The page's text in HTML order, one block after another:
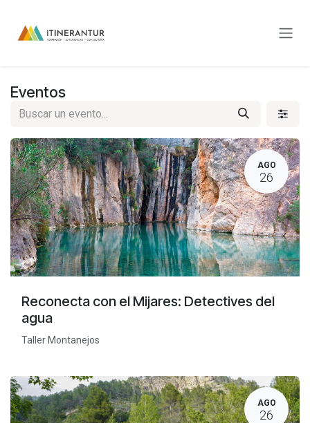
Eventos
AGO
26
Reconecta con el Mijares: Detectives del
agua
Taller Montanejos
AGO
26